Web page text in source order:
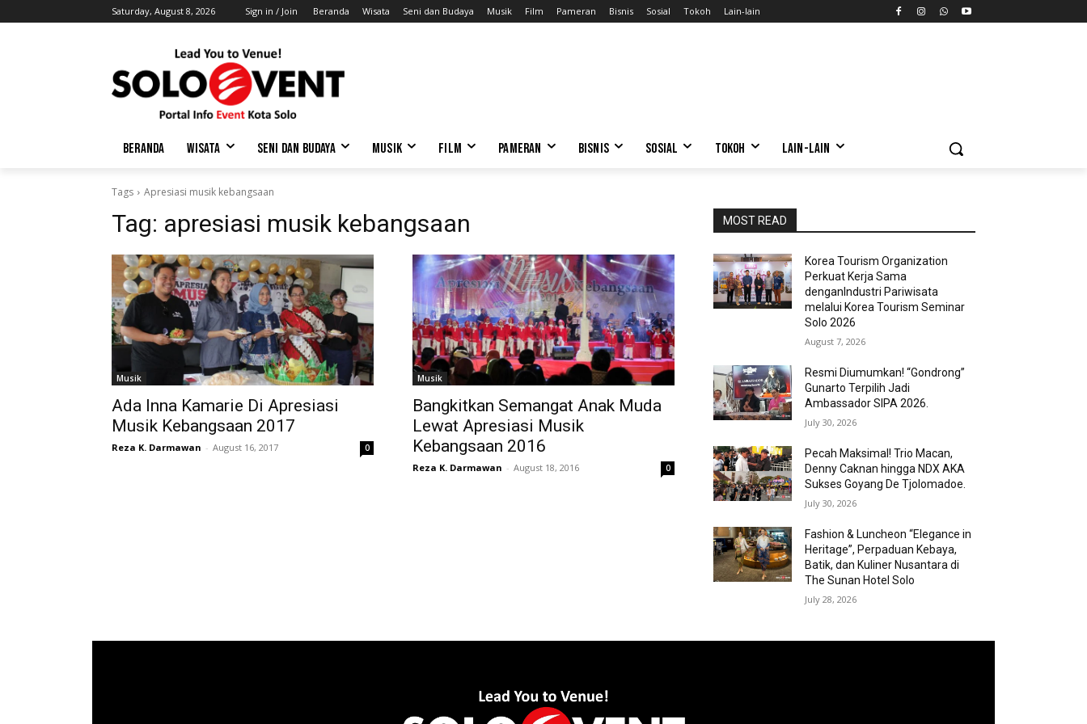
Saturday, August 8, 2026 Sign in / Join Beranda Wisata Seni dan Budaya Musik Film Pameran Bisnis Sosial Tokoh Lain-lain
BERANDA WISATA SENI DAN BUDAYA MUSIK FILM PAMERAN BISNIS SOSIAL TOKOH LAIN-LAIN
Tags Apresiasi musik kebangsaan
Tag: apresiasi musik kebangsaan
Musik
Ada Inna Kamarie Di Apresiasi
Musik Kebangsaan 2017
Reza K. Darmawan - August 16, 2017 0
Musik
Bangkitkan Semangat Anak Muda
Lewat Apresiasi Musik
Kebangsaan 2016
Reza K. Darmawan - August 18, 2016 0
MOST READ
Korea Tourism Organization
Perkuat Kerja Sama
denganIndustri Pariwisata
melalui Korea Tourism Seminar
Solo 2026
August 7, 2026
Resmi Diumumkan! “Gondrong”
Gunarto Terpilih Jadi
Ambassador SIPA 2026.
July 30, 2026
Pecah Maksimal! Trio Macan,
Denny Caknan hingga NDX AKA
Sukses Goyang De Tjolomadoe.
July 30, 2026
Fashion & Luncheon “Elegance in
Heritage”, Perpaduan Kebaya,
Batik, dan Kuliner Nusantara di
The Sunan Hotel Solo
July 28, 2026